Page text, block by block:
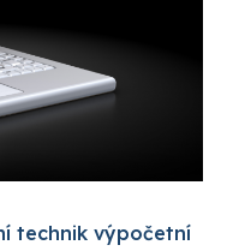
technik výpočetní